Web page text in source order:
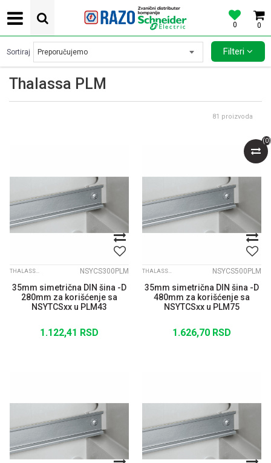
0
0
POVOLJNE CENE AUTOMATSKIH OSIGURACA SCHNEIDER ELECTRIC
(0)
Thalassa PLM
Sortiraj Filteri
81 proizvoda
THALASSA PLM NSYCS300PLM
35mm simetrična DIN šina -D
280mm za korišćenje sa
NSYTCSxx u PLM43
1.122,41 RSD
THALASSA PLM NSYCS500PLM
35mm simetrična DIN šina -D
480mm za korišćenje sa
NSYTCSxx u PLM75
1.626,70 RSD